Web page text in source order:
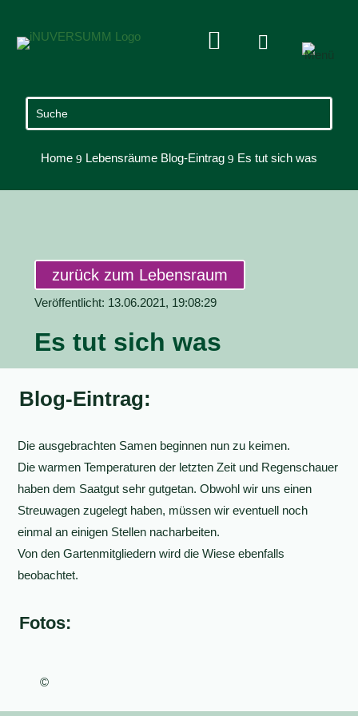
 
Home 9 Lebensräume Blog-Eintrag 9 Es tut sich was
zurück zum Lebensraum
Veröffentlicht: 13.06.2021, 19:08:29
Es tut sich was
Blog-Eintrag:
Die ausgebrachten Samen beginnen nun zu keimen.
Die warmen Temperaturen der letzten Zeit und Regenschauer
haben dem Saatgut sehr gutgetan. Obwohl wir uns einen
Streuwagen zugelegt haben, müssen wir eventuell noch
einmal an einigen Stellen nacharbeiten.
Von den Gartenmitgliedern wird die Wiese ebenfalls
beobachtet.
Fotos:
©